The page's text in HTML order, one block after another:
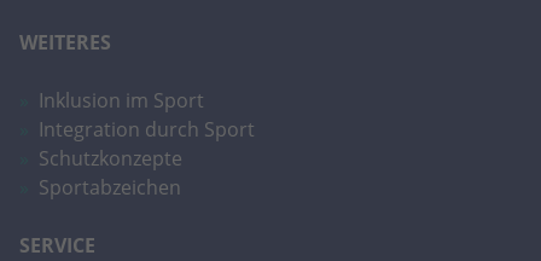
WEITERES
Inklusion im Sport
Integration durch Sport
Schutzkonzepte
Sportabzeichen
SERVICE
Zweck